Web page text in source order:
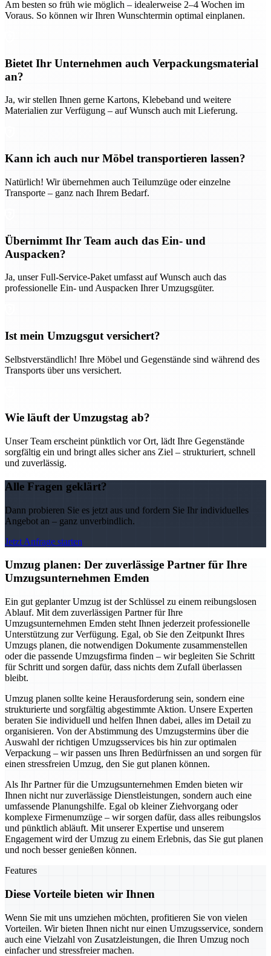
Am besten so früh wie möglich – idealerweise 2–4 Wochen im
Voraus. So können wir Ihren Wunschtermin optimal einplanen.
Bietet Ihr Unternehmen auch Verpackungsmaterial
an?
Ja, wir stellen Ihnen gerne Kartons, Klebeband und weitere
Materialien zur Verfügung – auf Wunsch auch mit Lieferung.
Kann ich auch nur Möbel transportieren lassen?
Natürlich! Wir übernehmen auch Teilumzüge oder einzelne
Transporte – ganz nach Ihrem Bedarf.
Übernimmt Ihr Team auch das Ein- und
Auspacken?
Ja, unser Full-Service-Paket umfasst auf Wunsch auch das
professionelle Ein- und Auspacken Ihrer Umzugsgüter.
Ist mein Umzugsgut versichert?
Selbstverständlich! Ihre Möbel und Gegenstände sind während des
Transports über uns versichert.
Wie läuft der Umzugstag ab?
Unser Team erscheint pünktlich vor Ort, lädt Ihre Gegenstände
sorgfältig ein und bringt alles sicher ans Ziel – strukturiert, schnell
und zuverlässig.
Alle Fragen geklärt?
Dann probieren Sie es jetzt aus und fordern Sie Ihr individuelles
Angebot an – ganz unverbindlich.
Jetzt Anfrage starten
Umzug planen: Der zuverlässige Partner für Ihre
Umzugsunternehmen Emden
Ein gut geplanter Umzug ist der Schlüssel zu einem reibungslosen
Ablauf. Mit dem zuverlässigen Partner für Ihre
Umzugsunternehmen Emden steht Ihnen jederzeit professionelle
Unterstützung zur Verfügung. Egal, ob Sie den Zeitpunkt Ihres
Umzugs planen, die notwendigen Dokumente zusammenstellen
oder die passende Umzugsfirma finden – wir begleiten Sie Schritt
für Schritt und sorgen dafür, dass nichts dem Zufall überlassen
bleibt.
Umzug planen sollte keine Herausforderung sein, sondern eine
strukturierte und sorgfältig abgestimmte Aktion. Unsere Experten
beraten Sie individuell und helfen Ihnen dabei, alles im Detail zu
organisieren. Von der Abstimmung des Umzugstermins über die
Auswahl der richtigen Umzugsservices bis hin zur optimalen
Verpackung – wir passen uns Ihren Bedürfnissen an und sorgen für
einen stressfreien Umzug, den Sie gut planen können.
Als Ihr Partner für die Umzugsunternehmen Emden bieten wir
Ihnen nicht nur zuverlässige Dienstleistungen, sondern auch eine
umfassende Planungshilfe. Egal ob kleiner Ziehvorgang oder
komplexe Firmenumzüge – wir sorgen dafür, dass alles reibungslos
und pünktlich abläuft. Mit unserer Expertise und unserem
Engagement wird der Umzug zu einem Erlebnis, das Sie gut planen
und noch besser genießen können.
Features
Diese Vorteile bieten wir Ihnen
Wenn Sie mit uns umziehen möchten, profitieren Sie von vielen
Vorteilen. Wir bieten Ihnen nicht nur einen Umzugsservice, sondern
auch eine Vielzahl von Zusatzleistungen, die Ihren Umzug noch
einfacher und stressfreier machen.